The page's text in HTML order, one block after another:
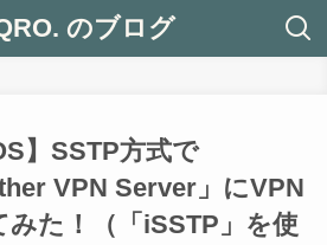
のブログ
】SSTP方式で
VPN Server」にVPN
みた！（「iSSTP」を使